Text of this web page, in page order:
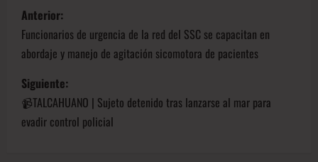
Anterior:
Funcionarios de urgencia de la red del SSC se capacitan en
abordaje y manejo de agitación sicomotora de pacientes
Siguiente:
📹TALCAHUANO | Sujeto detenido tras lanzarse al mar para
evadir control policial